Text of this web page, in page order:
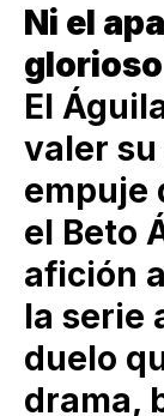
Ni el
glorioso
El
valer su
empuje
el Beto
afición
la serie
duelo
drama,